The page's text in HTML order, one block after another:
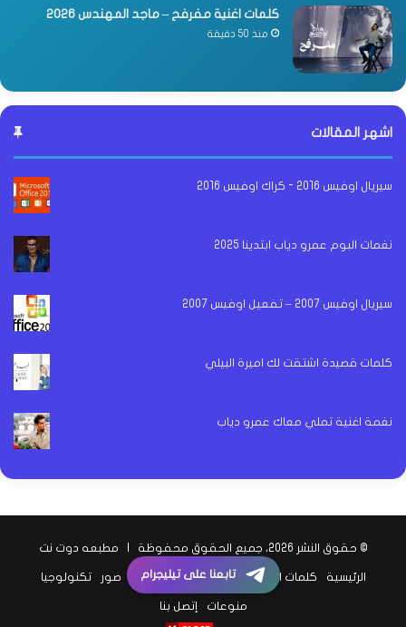
كلمات اغنية مفرفح – ماجد المهندس 2026
منذ 50 دقيقة
اشهر المقالات
سيريال اوفيس 2016 - كراك اوفيس 2016
نغمات البوم عمرو دياب ابتدينا 2025
سيريال اوفيس 2007 – تفعيل اوفيس 2007
كلمات قصيدة اشتقت لك اميرة البيلي
نغمة اغنية تملي معاك عمرو دياب
© حقوق النشر 2026، جميع الحقوق محفوظة | مطبعه دوت نت
الرئيسية كلمات اغاني اخبار الفن اخبار الرياضة صور تكنولوجيا
منوعات إتصل بنا
تابعنا على تيليجرام